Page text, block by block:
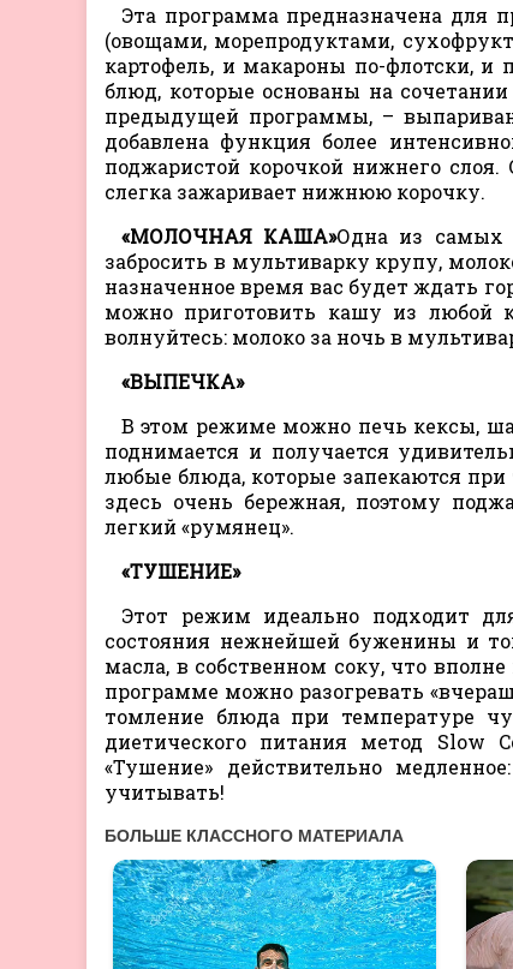
Эта программа предназначена для
(овощами, морепродуктами,
картофель, и макароны по-флотски,
блюд, которые основаны на
предыдущей программы, –
добавлена функция более
поджаристой корочкой нижнего
слегка зажаривает нижнюю корочку.
«МОЛОЧНАЯ КАША»Одна из самых
забросить в мультиварку крупу,
назначенное время вас будет ждать
можно приготовить кашу из любой
волнуйтесь: молоко за ночь в
«ВЫПЕЧКА»
В этом режиме можно печь кексы,
поднимается и получается
любые блюда, которые запекаются при
здесь очень бережная, поэтому
легкий «румянец».
«ТУШЕНИЕ»
Этот режим идеально подходит
состояния нежнейшей буженины и
масла, в собственном соку, что
программе можно разогревать
томление блюда при температуре
диетического питания метод Slow
«Тушение» действительно
учитывать!